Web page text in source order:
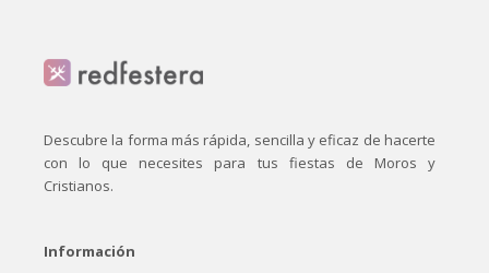
Descubre la forma más rápida, sencilla y eficaz de hacerte
con lo que necesites para tus fiestas de Moros y
Cristianos.
Información